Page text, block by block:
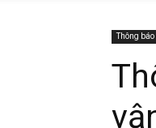
Thông báo